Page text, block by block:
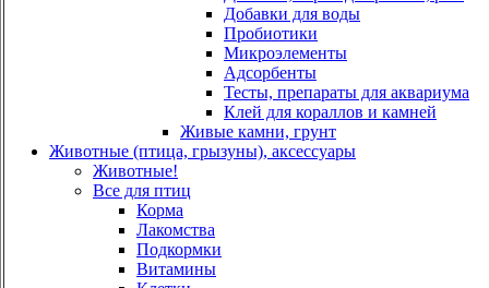
Добавки для воды
Пробиотики
Микроэлементы
Адсорбенты
Тесты, препараты для аквариума
Клей для кораллов и камней
Живые камни, грунт
Животные (птица, грызуны), аксессуары
Животные!
Все для птиц
Корма
Лакомства
Подкормки
Витамины